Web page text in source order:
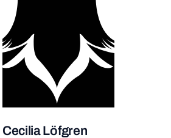
Cecilia Löfgren